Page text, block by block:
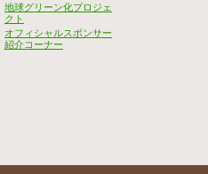
地球グリーン化プロジェ
クト
オフィシャルスポンサー
紹介コーナー